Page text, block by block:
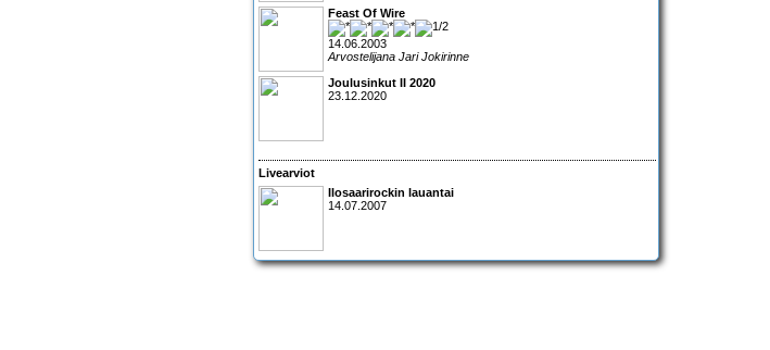
Feast Of Wire
14.06.2003
Arvostelijana Jari Jokirinne
Joulusinkut II 2020
23.12.2020
Livearviot
Ilosaarirockin lauantai
14.07.2007